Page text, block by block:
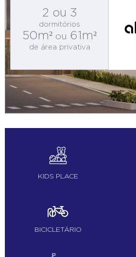
2 ou 3
dormitórios
50m² ou 61m²
de área privativa
KIDS PLACE
BICICLETÁRIO